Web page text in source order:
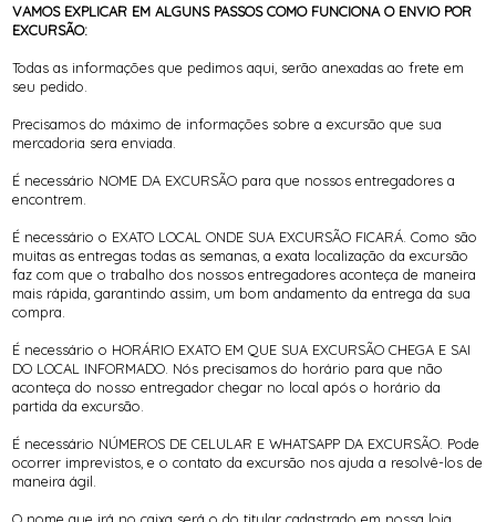
VAMOS EXPLICAR EM ALGUNS PASSOS COMO FUNCIONA O ENVIO POR
EXCURSÃO:
Todas as informações que pedimos aqui, serão anexadas ao frete em
seu pedido.
Precisamos do máximo de informações sobre a excursão que sua
mercadoria sera enviada.
É necessário NOME DA EXCURSÃO para que nossos entregadores a
encontrem.
É necessário o EXATO LOCAL ONDE SUA EXCURSÃO FICARÁ. Como são
muitas as entregas todas as semanas, a exata localização da excursão
faz com que o trabalho dos nossos entregadores aconteça de maneira
mais rápida, garantindo assim, um bom andamento da entrega da sua
compra.
É necessário o HORÁRIO EXATO EM QUE SUA EXCURSÃO CHEGA E SAI
DO LOCAL INFORMADO. Nós precisamos do horário para que não
aconteça do nosso entregador chegar no local após o horário da
partida da excursão.
É necessário NÚMEROS DE CELULAR E WHATSAPP DA EXCURSÃO. Pode
ocorrer imprevistos, e o contato da excursão nos ajuda a resolvê-los de
maneira ágil.
O nome que irá no caixa será o do titular cadastrado em nossa loja